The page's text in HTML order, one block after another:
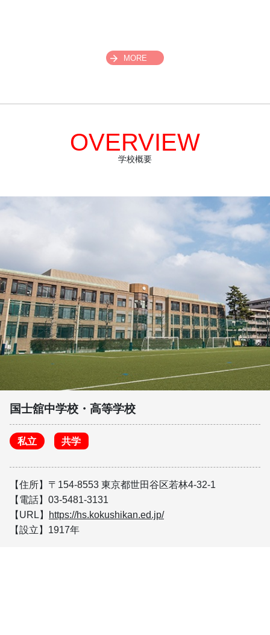
MORE
学校概要
OVERVIEW
国士舘中学校・高等学校
私立 共学
【住所】〒154-8553 東京都世田谷区若林4-32-1
【電話】03-5481-3131
【URL】
https://hs.kokushikan.ed.jp/
【設立】1917年